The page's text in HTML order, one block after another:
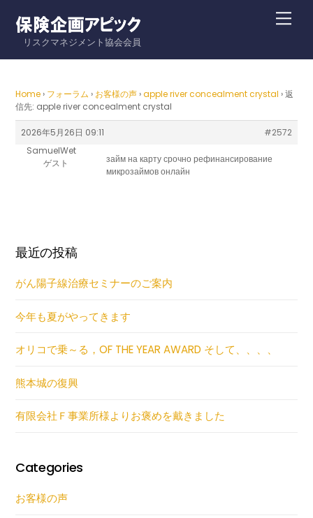
contentリスクマネジメント協会会員
Home › フォーラム › お客様の声 › apple river concealment crystal › 返
信先: apple river concealment crystal
2026年5月26日 09:11
#2572
SamuelWet
ゲスト
займ на карту срочнорефинансирование
микрозаймов онлайн
最近の投稿
がん陽子線治療セミナーのご案内
今年も夏がやってきます
オリコで乗～る，OF THE YEAR AWARD そして、、、、
熊本城の復興
有限会社Ｆ事業所様よりお褒めを戴きました
Categories
お客様の声